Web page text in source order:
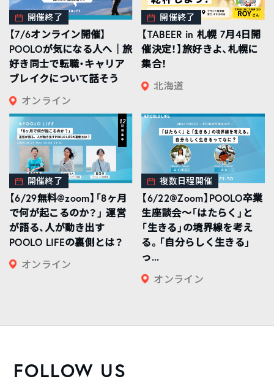
開催終了
【7/6オンライン開催】
POOLOが気になる人へ｜旅
好き同士で転職・キャリア
ブレイクについて話そう
オンライン
開催終了
【TABEER in 札幌 7月4日開
催決定！】旅好きよ、札幌に
集合！
北海道
開催終了
【6/29無料@zoom】「8ヶ月
で何が起こるのか？」 運営
が語る、人が動き出す
POOLO LIFEの裏側とは？
オンライン
複数日程開催
【6/22@Zoom】POOLO卒業
生座談会〜「はたらく」と
「生きる」の境界線を考え
る。「自分らしく生きる」
っ...
オンライン
FOLLOW US